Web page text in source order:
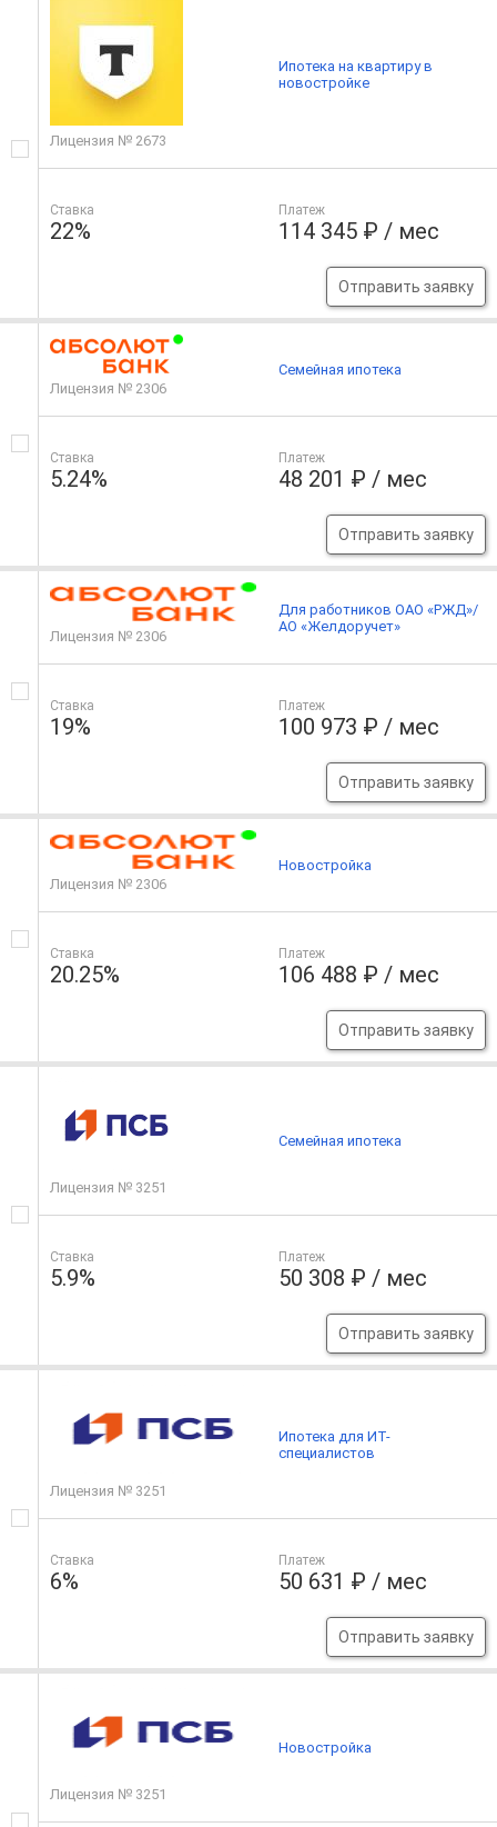
Лицензия № 2673
Ставка
22%
Платеж
114 345 ₽ / мес
Отправить заявку
Ипотека на квартиру в
новостройке
Лицензия № 2306
Ставка
5.24%
Платеж
48 201 ₽ / мес
Отправить заявку
Семейная ипотека
Лицензия № 2306
Ставка
19%
Платеж
100 973 ₽ / мес
Отправить заявку
Для работников ОАО «РЖД»/
АО «Желдоручет»
Лицензия № 2306
Ставка
20.25%
Платеж
106 488 ₽ / мес
Отправить заявку
Новостройка
Лицензия № 3251
Ставка
5.9%
Платеж
50 308 ₽ / мес
Отправить заявку
Семейная ипотека
Лицензия № 3251
Ставка
6%
Платеж
50 631 ₽ / мес
Отправить заявку
Ипотека для ИТ-
специалистов
Лицензия № 3251
Новостройка